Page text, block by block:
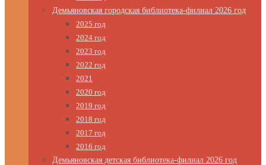
Демьяновская городская библиотека-филиал 2026 год
2025 год
2024 год
2023 год
2022 год
2021
2020 год
2019 год
2018 год
2017 год
2016 год
Демьяновская детская библиотека-филиал 2026 год